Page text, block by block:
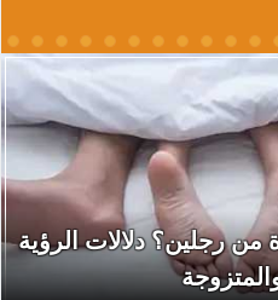
من رجلين؟ دلالات الرؤية